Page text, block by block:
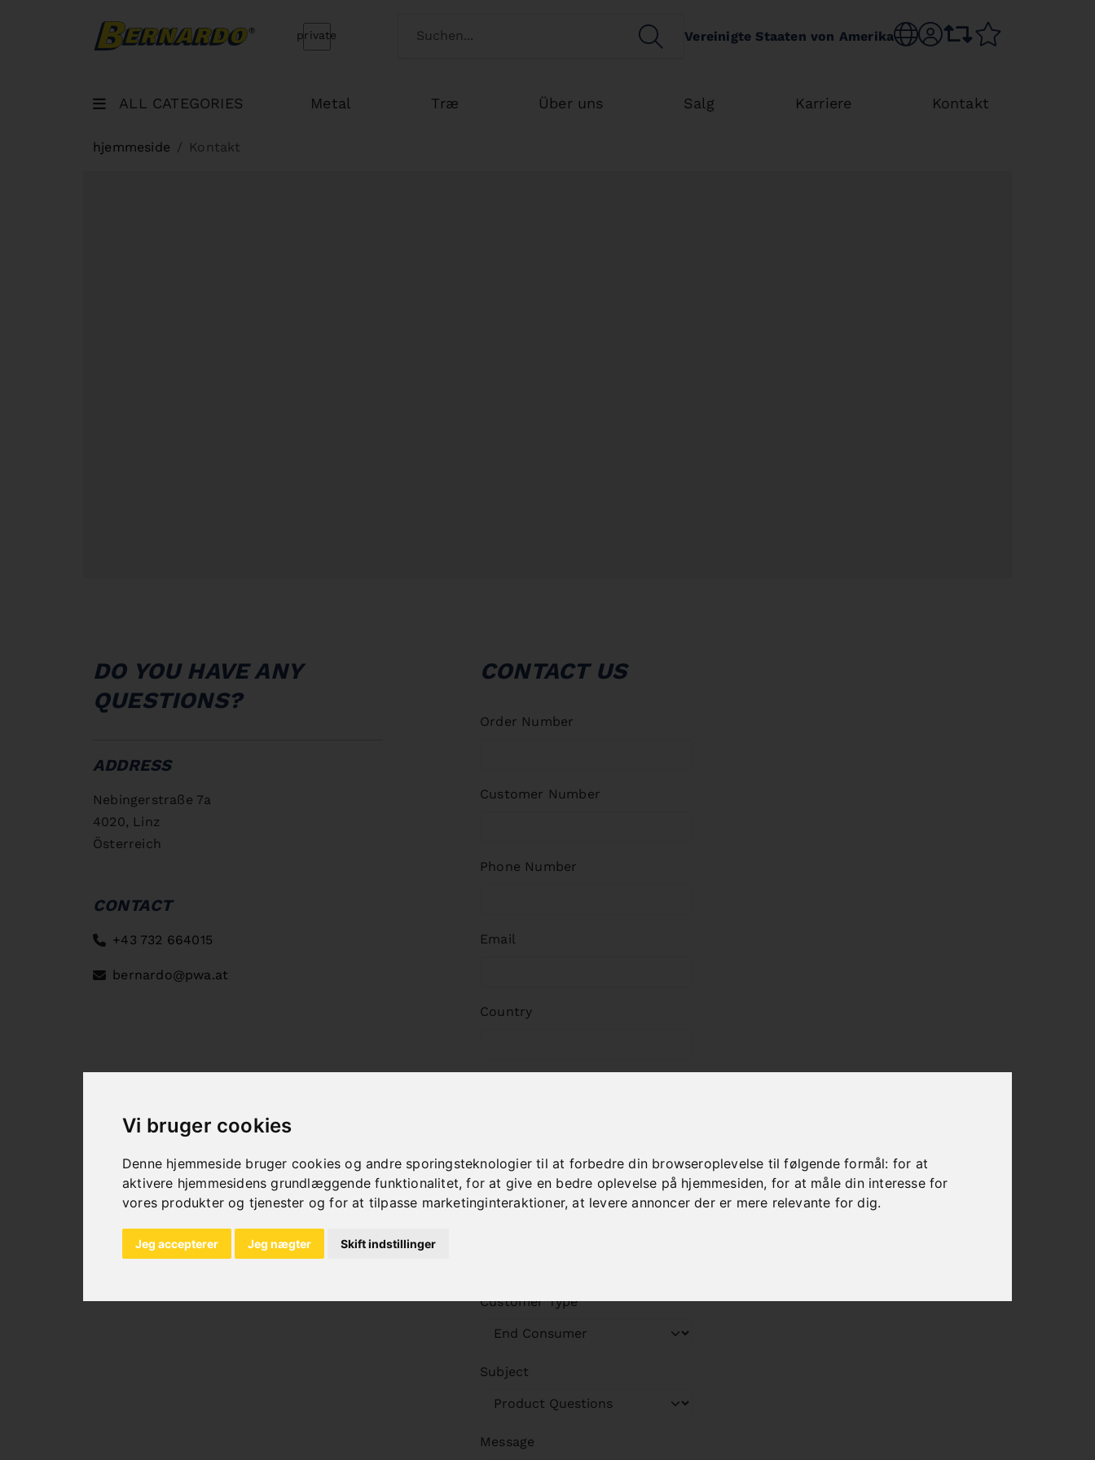
Vi bruger cookies
Denne hjemmeside bruger cookies og andre sporingsteknologier til at forbedre din browseroplevelse til følgende formål: for at
aktivere hjemmesidens grundlæggende funktionalitet,for at give en bedre oplevelse på hjemmesiden, for at måle din interesse for
vores produkter og tjenester og for at tilpasse marketinginteraktioner,at levere annoncer der er mere relevante for dig.
Jeg accepterer Jeg nægter Skift indstillinger
Bernardo Home Switch customertype
private SEARCHVereinigte Staaten von Amerika Choose language
sr.accountcomparison list
ALL CATEGORIES Metal Træ Über uns Salg Karriere Kontakt
hjemmeside Kontakt
CONTACT
DO YOU HAVE ANY
QUESTIONS?
ADDRESS
Nebingerstraße 7a
4020, Linz
Österreich
CONTACT
+43 732 664015
bernardo@pwa.at
CONTACT US
Order Number
Customer Number
Phone Number
Email
Country
Street Number
Customer Type
Subject
Message